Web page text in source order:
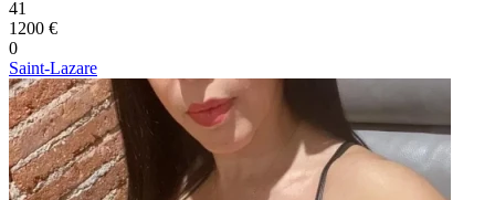
41
1200 €
0
Saint-Lazare